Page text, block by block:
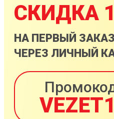
СКИДКА
НА ПЕРВЫЙ ЗАКАЗ
ЧЕРЕЗ ЛИЧНЫЙ